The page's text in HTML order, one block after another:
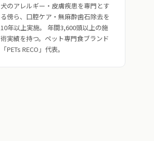
犬のアレルギー・皮膚疾患を専門とす
る傍ら、口腔ケア・無麻酔歯石除去を
10年以上実施。 年間3,600頭以上の施
術実績を持つ。ペット専門食ブランド
「PETs RECO」代表。